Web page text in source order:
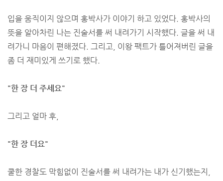
입을 움직이지 않으며 홍박사가 이야기 하고 있었다. 홍박사의
뜻을 알아차린 나는 진술서를 써 내려가기 시작했다. 글을 써 내
려가니 마음이 편해졌다. 그리고, 이왕 팩트가 틀어져버린 글을
좀 더 재미있게 쓰기로 했다.
"한 장 더 주세요"
그리고 얼마 후,
"한 장 더요"
쿨한 경찰도 막힘없이 진술서를 써 내려가는 내가 신기했는지,